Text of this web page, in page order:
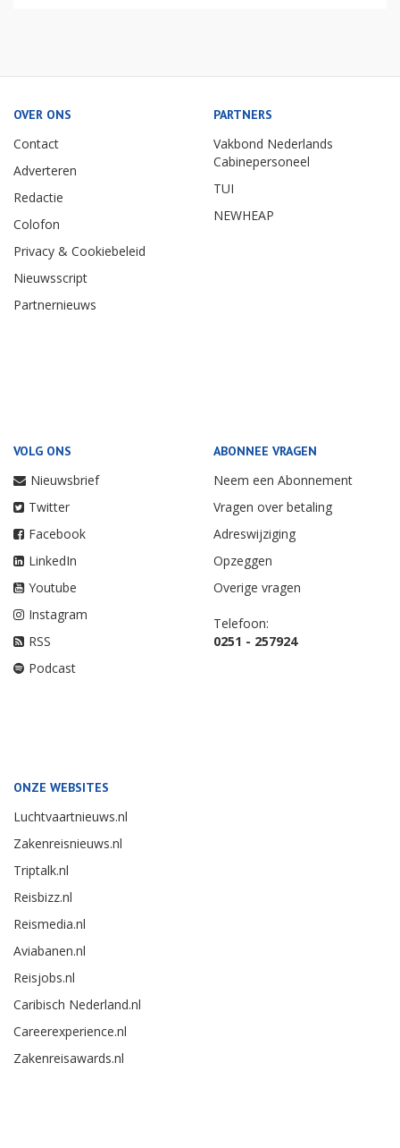
OVER ONS
Contact
Adverteren
Redactie
Colofon
Privacy & Cookiebeleid
Nieuwsscript
Partnernieuws
PARTNERS
Vakbond Nederlands
Cabinepersoneel
TUI
NEWHEAP
VOLG ONS
Nieuwsbrief
Twitter
Facebook
LinkedIn
Youtube
Instagram
RSS
Podcast
ABONNEE VRAGEN
Neem een Abonnement
Vragen over betaling
Adreswijziging
Opzeggen
Overige vragen
Telefoon:
0251 - 257924
ONZE WEBSITES
Luchtvaartnieuws.nl
Zakenreisnieuws.nl
Triptalk.nl
Reisbizz.nl
Reismedia.nl
Aviabanen.nl
Reisjobs.nl
Caribisch Nederland.nl
Careerexperience.nl
Zakenreisawards.nl